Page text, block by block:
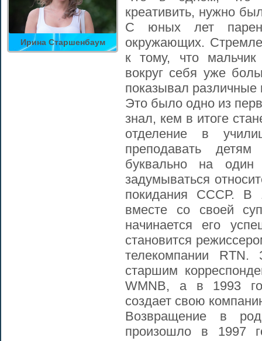
Ирина Старшенбаум
креативить, нужно
С юных лет
окружающих.
к тому, что
вокруг себя уже
показывал различные
Это было одно из
знал, кем в итоге
отделение в
преподавать
буквально на
задумываться
покидания СССР. В
вместе со своей
начинается его
становится
телекомпании RTN.
старшим
WMNB, а в 1993
создает свою
Возвращение в
произошло в 1997